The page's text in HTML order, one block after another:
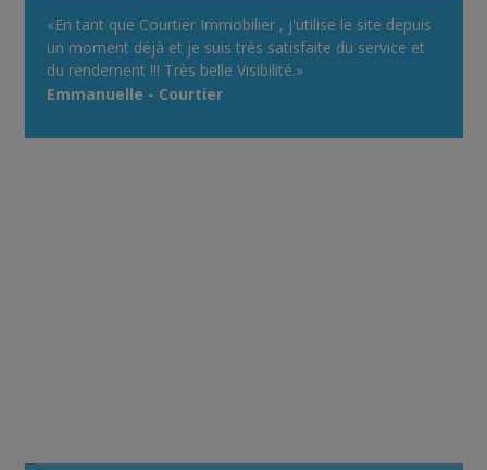
«En tant que Courtier Immobilier , j'utilise le site depuis
un moment déjà et je suis très satisfaite du service et
du rendement !!! Très belle Visibilité.»
Emmanuelle - Courtier